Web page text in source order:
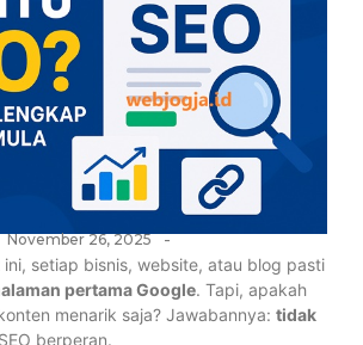
November 26, 2025 -
setiap bisnis, website, atau blog pasti
pertama Google. Tapi, apakah
menarik saja? Jawabannya: tidak
berperan.